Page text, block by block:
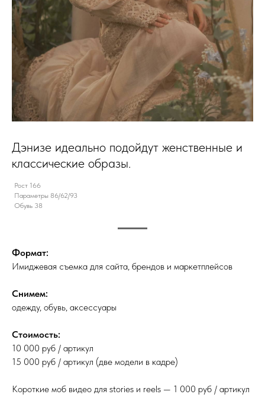
Дэнизе идеально подойдут женственные и
классические образы.
Рост 166
Параметры 86/62/93
Обувь 38
Формат:
Имиджевая съемка для сайта, брендов и маркетплейсов
Снимем:
одежду, обувь, аксессуары
Стоимость:
10 000 руб / артикул
15 000 руб / артикул (две модели в кадре)
Короткие моб видео для stories и reels — 1 000 руб / артикул